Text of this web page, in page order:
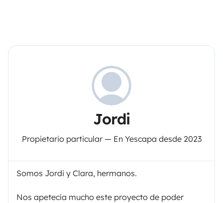
Jordi
Propietario particular — En Yescapa desde 2023
Somos Jordi y Clara, hermanos.
Nos apetecía mucho este proyecto de poder